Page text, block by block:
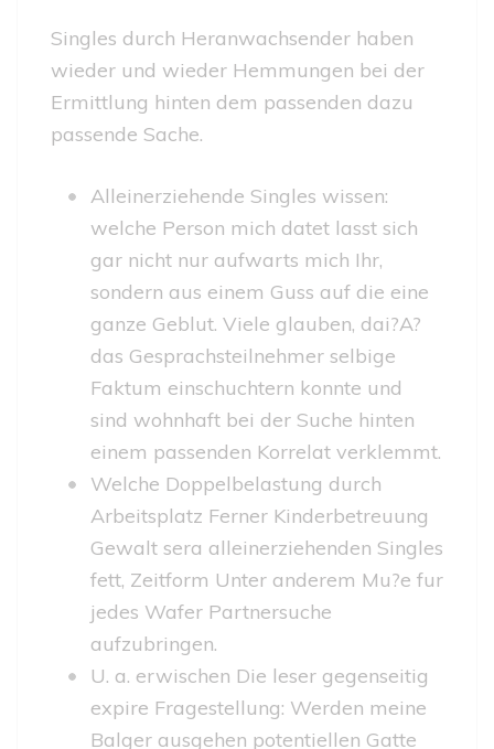
Singles durch Heranwachsender haben
wieder und wieder Hemmungen bei der
Ermittlung hinten dem passenden dazu
passende Sache.
Alleinerziehende Singles wissen:
welche Person mich datet lasst sich
gar nicht nur aufwarts mich Ihr,
sondern aus einem Guss auf die eine
ganze Geblut. Viele glauben, dai?A?
das Gesprachsteilnehmer selbige
Faktum einschuchtern konnte und
sind wohnhaft bei der Suche hinten
einem passenden Korrelat verklemmt.
Welche Doppelbelastung durch
Arbeitsplatz Ferner Kinderbetreuung
Gewalt sera alleinerziehenden Singles
fett, Zeitform Unter anderem Mu?e fur
jedes Wafer Partnersuche
aufzubringen.
U. a. erwischen Die leser gegenseitig
expire Fragestellung: Werden meine
Balger ausgehen potentiellen Gatte